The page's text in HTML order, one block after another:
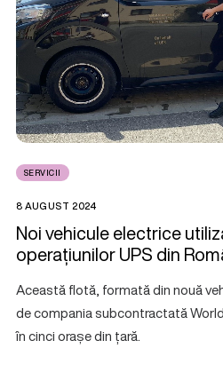
SERVICII
8 AUGUST 2024
Noi vehicule electrice
operațiunilor UPS din
Această flotă, formată din nouă
de compania subcontractată
în cinci orașe din țară.